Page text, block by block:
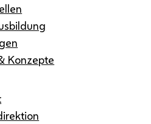
Konzepte